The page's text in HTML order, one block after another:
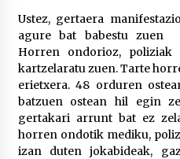
Ustez, gertaera
agure bat babestu zuen
Horren ondorioz,
kartzelaratu zuen. Tarte
erietxera. 48 orduren
batzuen ostean hil egin
gertakari arrunt bat ez
horren ondotik mediku,
izan duten jokabideak,